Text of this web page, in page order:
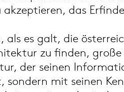
das
es galt, die
zu finden,
der seinen
mit seinen